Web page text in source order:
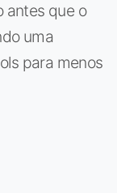
antes que o
uma
para menos